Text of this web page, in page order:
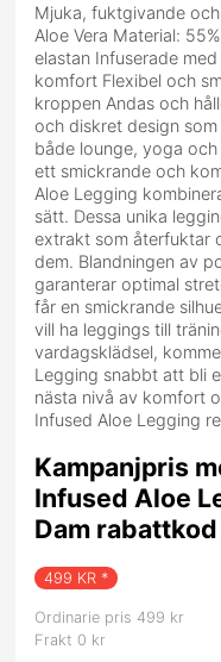
Mjuka, fuktgivande
Aloe Vera Material:
elastan Infuserade
komfort Flexibel och
kroppen Andas och
och diskret design
både lounge, yoga
ett smickrande och
Aloe Legging
sätt. Dessa unika
extrakt som återfuktar
dem. Blandningen av
garanterar optimal
får en smickrande
vill ha leggings till
vardagsklädsel,
Legging snabbt att bli
nästa nivå av komfort
Infused Aloe Legging
Kampanjpris
Infused Aloe
Dam rabattkod
499 KR *
Ordinarie pris 499 kr
Frakt 0 kr